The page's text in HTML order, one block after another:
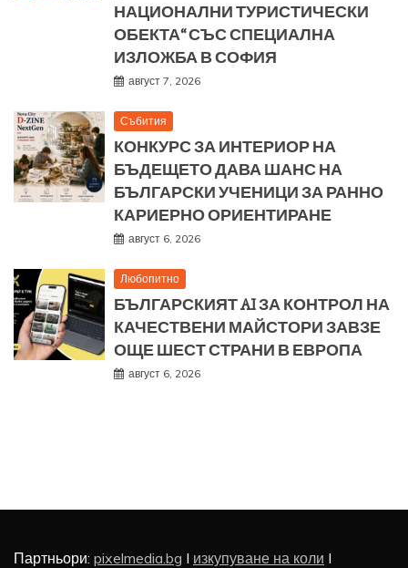
НАЦИОНАЛНИ ТУРИСТИЧЕСКИ
ОБЕКТА“ СЪС СПЕЦИАЛНА
ИЗЛОЖБА В СОФИЯ
август 7, 2026
Събития
КОНКУРС ЗА ИНТЕРИОР НА
БЪДЕЩЕТО ДАВА ШАНС НА
БЪЛГАРСКИ УЧЕНИЦИ ЗА РАННО
КАРИЕРНО ОРИЕНТИРАНЕ
август 6, 2026
Любопитно
БЪЛГАРСКИЯТ AI ЗА КОНТРОЛ НА
КАЧЕСТВЕНИ МАЙСТОРИ ЗАВЗЕ
ОЩЕ ШЕСТ СТРАНИ В ЕВРОПА
август 6, 2026
Партньори: pixelmedia.bg I изкупуване на коли I